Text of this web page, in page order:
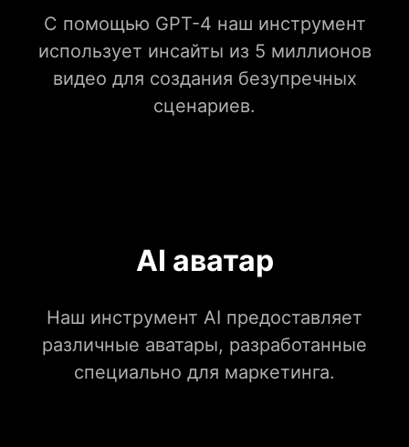
С помощью GPT-4 наш инструмент
использует инсайты из 5 миллионов
видео для создания безупречных
сценариев.
AI аватар
Наш инструмент AI предоставляет
различные аватары, разработанные
специально для маркетинга.